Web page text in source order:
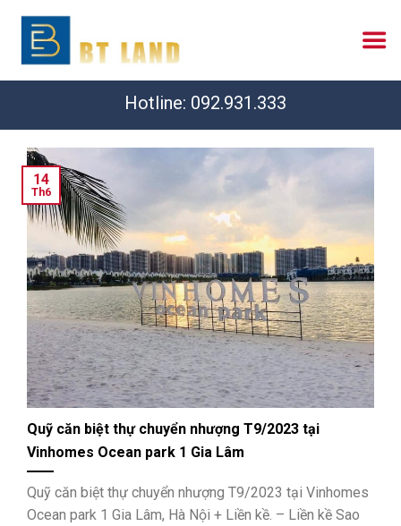
content
Hotline: 092.931.3333
14
Th6
Quỹ căn biệt thự chuyển nhượng T9/2023 tại
Vinhomes Ocean park 1 Gia Lâm
Quỹ căn biệt thự chuyển nhượng T9/2023 tại Vinhomes
Ocean park 1 Gia Lâm, Hà Nội + Liền kề. – Liền kề Sao